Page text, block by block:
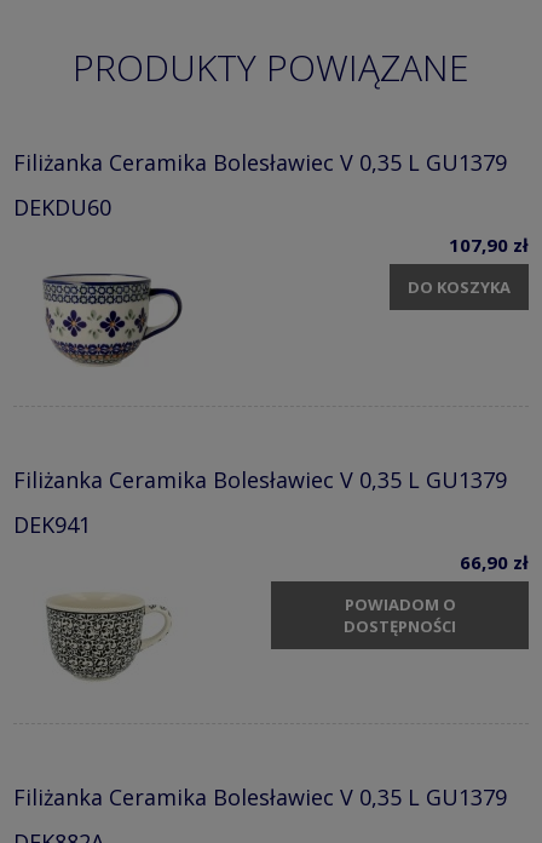
PRODUKTY POWIĄZANE
Filiżanka Ceramika Bolesławiec V 0,35 L GU1379
DEKDU60
107,90 zł
DO KOSZYKA
Filiżanka Ceramika Bolesławiec V 0,35 L GU1379
DEK941
66,90 zł
POWIADOM O
DOSTĘPNOŚCI
Filiżanka Ceramika Bolesławiec V 0,35 L GU1379